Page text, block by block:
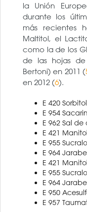
la Unión
durante los
más recientes
Maltitol, el
como la de los
de las hojas
Bertoni) en 2011 (
en 2012 (6).
E 420
E 954
E 962 Sal
E 421 Manitol
E 955
E 964
E 421 Manitol
E 955
E 964
E 950
E 957